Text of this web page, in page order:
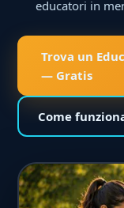
educatori in
Trova un
— Gratis
Come